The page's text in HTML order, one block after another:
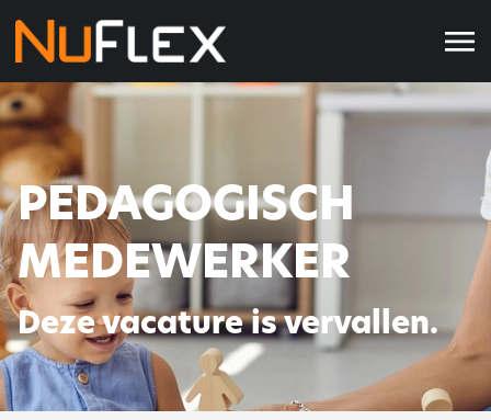
PEDAGOGISCH
MEDEWERKER
Deze vacature is vervallen.